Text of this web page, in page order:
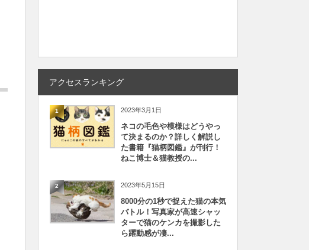
アクセスランキング
1 2023年3月1日
ネコの毛色や模様はどうやっ
て決まるのか？詳しく解説し
た書籍『猫柄図鑑』が刊行！
ねこ博士＆猫教授の...
2 2023年5月15日
8000分の1秒で捉えた猫の本気
バトル！写真家が高速シャッ
ターで猫のケンカを撮影した
ら躍動感が凄...